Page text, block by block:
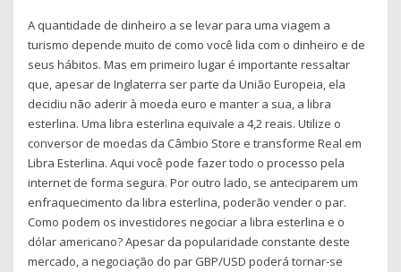
A quantidade de dinheiro a se levar para uma viagem a
turismo depende muito de como você lida com o dinheiro e de
seus hábitos. Mas em primeiro lugar é importante ressaltar
que, apesar de Inglaterra ser parte da União Europeia, ela
decidiu não aderir à moeda euro e manter a sua, a libra
esterlina. Uma libra esterlina equivale a 4,2 reais. Utilize o
conversor de moedas da Câmbio Store e transforme Real em
Libra Esterlina. Aqui você pode fazer todo o processo pela
internet de forma segura. Por outro lado, se anteciparem um
enfraquecimento da libra esterlina, poderão vender o par.
Como podem os investidores negociar a libra esterlina e o
dólar americano? Apesar da popularidade constante deste
mercado, a negociação do par GBP/USD poderá tornar-se